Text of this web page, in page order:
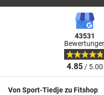
43531
4.85/ 5.00
Von Sport-Tiedje zu Fitshop